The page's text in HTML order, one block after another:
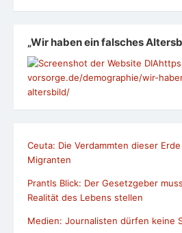
„Wir haben ein falsches
vorsorge.de/demographie/wir-
altersbild/
Ceuta: Die Verdammten dieser
Migranten
Prantls Blick: Der Gesetzgeber
Realität des Lebens stellen
Medien: Journalisten dürfen keine